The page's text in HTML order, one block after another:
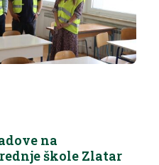
na
škole Zlatar